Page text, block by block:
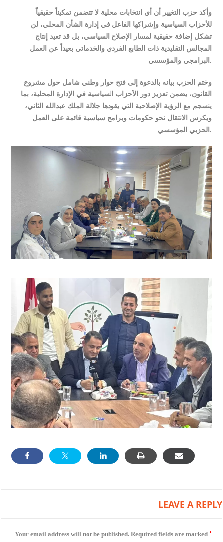
وأكد حزب التغيير أن أي انتخابات محلية لا تتضمن تمكيناً حقيقياً
للأحزاب السياسية وإشراكها الفاعل في إدارة الشأن المحلي، لن
تشكل إضافة حقيقية لمسار الإصلاح السياسي، بل قد تعيد إنتاج
المجالس التقليدية ذات الطابع الفردي والخدماتي بعيداً عن العمل
البرامجي والمؤسسي.
وختم الحزب بيانه بالدعوة إلى فتح حوار وطني شامل حول مشروع
القانون، يضمن تعزيز دور الأحزاب السياسية في الإدارة المحلية، بما
ينسجم مع الرؤية الإصلاحية التي يقودها جلالة الملك عبدالله الثاني،
ويكرس الانتقال نحو حكومات وبرامج سياسية قائمة على العمل
الحزبي المؤسسي.
LEAVE A REPLY
Your email address will not be published. Required fields are marked *